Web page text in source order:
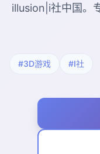
illusion|i社中国。
#3D游戏 #I社